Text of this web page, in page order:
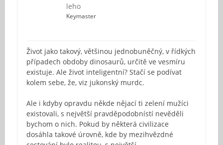
leho
Keymaster
Život jako takový, většinou jednobuněčný, v řídkých
případech obdoby dinosaurů, určitě ve vesmíru
existuje. Ale život inteligentní? Stačí se podívat
kolem sebe, že, viz jukonský murdc.
Ale i kdyby opravdu někde nějací ti zelení mužíci
existovali, s největší pravděpodobnístí nevěděli
bychom o nich. Pokud by některá civilizace
dosáhla takové úrovně, kde by mezihvězdné